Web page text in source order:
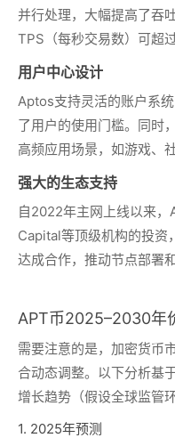
并行处理，大幅提高了吞
TPS（每秒交易数）可超
用户中心设计
Aptos支持灵活的账户系
了用户的使用门槛。同时
高频应用场景，如游戏、
强大的生态支持
自2022年主网上线以来
Capital等顶级机构的投
达成合作，推动节点部署
APT币2025–2030年
需要注意的是，加密货币
合动态调整。以下分析基
增长趋势（假设全球监管
1. 2025年预测